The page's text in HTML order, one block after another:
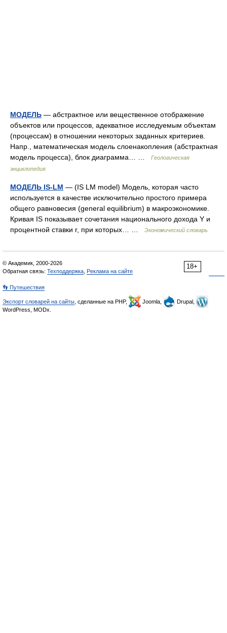
МОДЕЛЬ — абстрактное или вещественное отображение
объектов или процессов, адекватное исследуемым объектам
(процессам) в отношении некоторых заданных критериев.
Напр., математическая модель слоенакопления (абстрактная
модель процесса), блок диаграмма… …
Геологическая
энциклопедия
МОДЕЛЬ IS-LM — (IS LM model) Модель, которая часто
используется в качестве исключительно простого примера
общего равновесия (general equilibrium) в макроэкономике.
Кривая IS показывает сочетания национального дохода Y и
процентной ставки r, при которых… …
Экономический словарь
18+
© Академик, 2000-2026
Обратная связь: Техподдержка Реклама на сайте
👣 Путешествия
Экспорт словарей на сайты , сделанные на PHP, Joomla,
Drupal,
WordPress, MODx.